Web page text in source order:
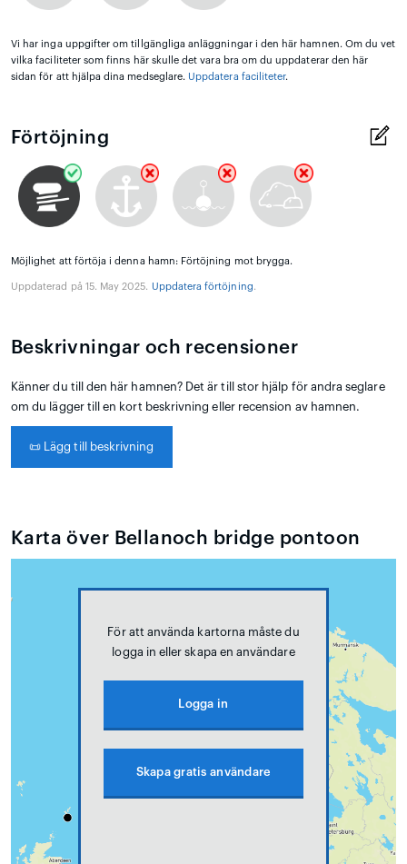
Vi har inga uppgifter om tillgängliga anläggningar i den här hamnen. Om du vet
vilka faciliteter som finns här skulle det vara bra om du uppdaterar den här
sidan för att hjälpa dina medseglare. Uppdatera faciliteter.
Förtöjning
Möjlighet att förtöja i denna hamn: Förtöjning mot brygga.
Uppdaterad på 15. May 2025. Uppdatera förtöjning.
Beskrivningar och recensioner
Känner du till den här hamnen? Det är till stor hjälp för andra seglare
om du lägger till en kort beskrivning eller recension av hamnen.
📜 Lägg till beskrivning
Karta över Bellanoch bridge pontoon
För att använda kartorna måste du
logga in eller skapa en användare
Logga in
Skapa gratis användare